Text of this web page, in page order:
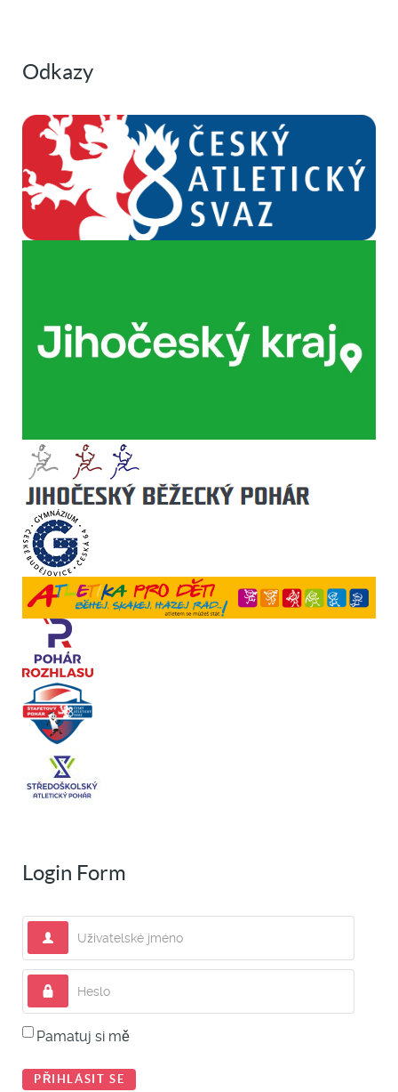
Odkazy
Login Form
Uživatelské jméno
Heslo
Pamatuj si mě
PŘIHLÁSIT SE